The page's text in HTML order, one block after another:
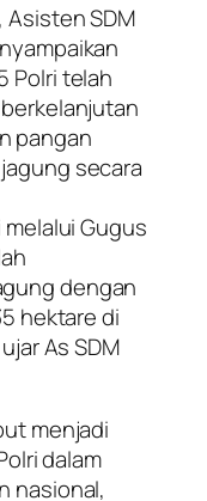
SDM
Polri telah
pangan
secara
Gugus
dengan
hektare di
As SDM
menjadi
dalam
nasional,